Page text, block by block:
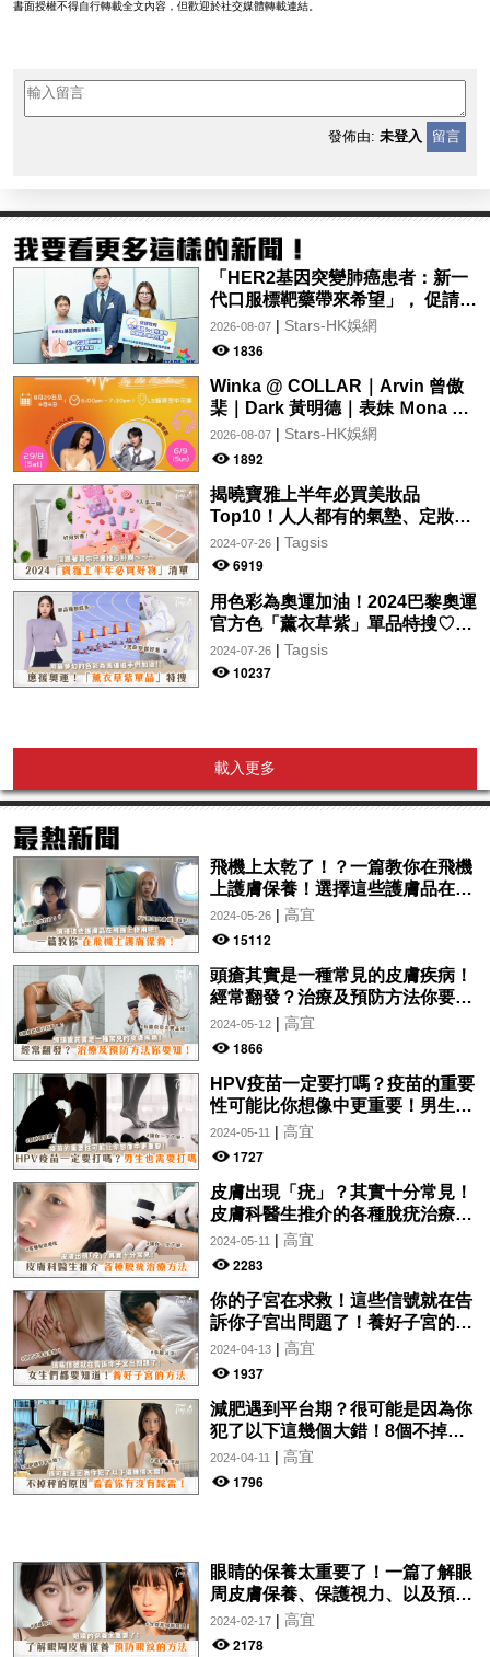
書面授權不得自行轉載全文內容，但歡迎於社交媒體轉載連結。
發佈由: 未登入 留言
「HER2基因突變肺癌患者：新一
代口服標靶藥帶來希望」， 促請政
府加快納入藥物名冊，助患者及早
受惠
2026-08-07| Stars-HK娛網
1836
Winka @ COLLAR｜Arvin 曾傲
棐｜Dark 黃明德｜表妹 Ｍona 8
月29日起登陸L5維港空中花園 |
wwwtc mall 首度呈獻「Music
2026-08-07| Stars-HK娛網
1892
揭曉寶雅上半年必買美妝品
Top10！人人都有的氣墊、定妝噴
霧、保養品～幫你找到最值得入手
的好物♡
2024-07-26| Tagsis
6919
用色彩為奧運加油！2024巴黎奧運
官方色「薰衣草紫」單品特搜♡讓
你從頭到腳、隨時充滿奧運氛圍～
2024-07-26| Tagsis
10237
載入更多
飛機上太乾了！？一篇教你在飛機
上護膚保養！選擇這些護膚品在飛
機上使用吧！
2024-05-26| 高宜
15112
頭瘡其實是一種常見的皮膚疾病！
經常翻發？治療及預防方法你要
知！
2024-05-12| 高宜
1866
HPV疫苗一定要打嗎？疫苗的重要
性可能比你想像中更重要！男生也
需要打嗎？
2024-05-11 | 高宜
1727
皮膚出現「疣」？其實十分常見！
皮膚科醫生推介的各種脫疣治療方
法分析！讓你一文了解~
2024-05-11 | 高宜
2283
你的子宮在求救！這些信號就在告
訴你子宮出問題了！養好子宮的方
法，女生們都要知道！
2024-04-13| 高宜
1937
減肥遇到平台期？很可能是因為你
犯了以下這幾個大錯！8個不掉秤
的原因，看看你有沒有踩雷！
2024-04-11 | 高宜
1796
眼睛的保養太重要了！一篇了解眼
周皮膚保養、保護視力、以及預防
眼紋的方法~
2024-02-17| 高宜
2178